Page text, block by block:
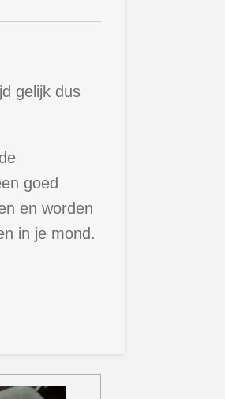
gelijk dus
goed
en worden
in je mond.